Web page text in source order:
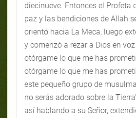
diecinueve. Entonces el Profeta
paz y las bendiciones de Allah
orientó hacia La Meca, luego
y comenzó a rezar a Dios en voz
otórgame lo que me has
otórgame lo que me has
este pequeño grupo de
no serás adorado sobre la
así hablando a su Señor,